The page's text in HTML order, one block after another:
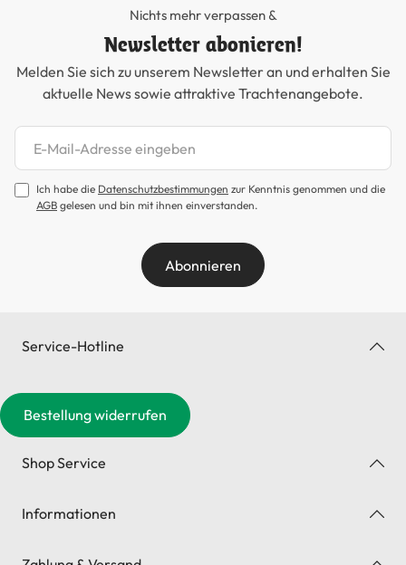
Nichts mehr verpassen &
Newsletter abonieren!
Melden Sie sich zu unserem Newsletter an und erhalten Sie
aktuelle News sowie attraktive Trachtenangebote.
Newsletter abonnieren
Ich habe die Datenschutzbestimmungen zur Kenntnis genommen und die
AGB gelesen und bin mit ihnen einverstanden.
Abonnieren
Service-Hotline
Bestellung widerrufen
Shop Service
Informationen